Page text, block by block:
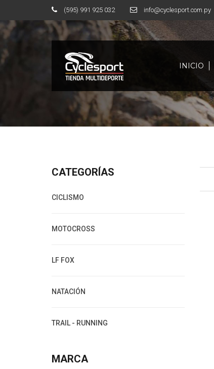
(595) 991 925 032 info@cyclesport.com.py
INICIO
CATEGORÍAS
CICLISMO
MOTOCROSS
LF FOX
NATACIÓN
TRAIL - RUNNING
MARCA